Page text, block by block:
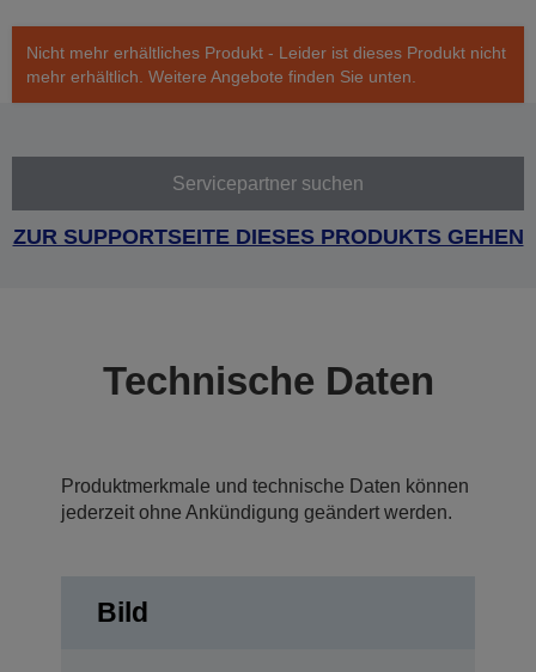
Nicht mehr erhältliches Produkt - Leider ist dieses Produkt nicht
mehr erhältlich. Weitere Angebote finden Sie unten.
Servicepartner suchen
ZUR SUPPORTSEITE DIESES PRODUKTS GEHEN
Technische Daten
Produktmerkmale und technische Daten können
jederzeit ohne Ankündigung geändert werden.
Bild